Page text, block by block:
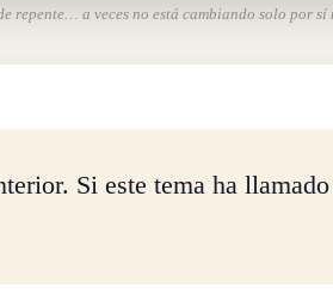
repente… a veces no está cambiando solo por sí
Si este tema ha